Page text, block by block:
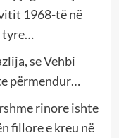
1968-të në
tyre…
se Vehbi
përmendur…
rinore ishte
fillore e kreu në